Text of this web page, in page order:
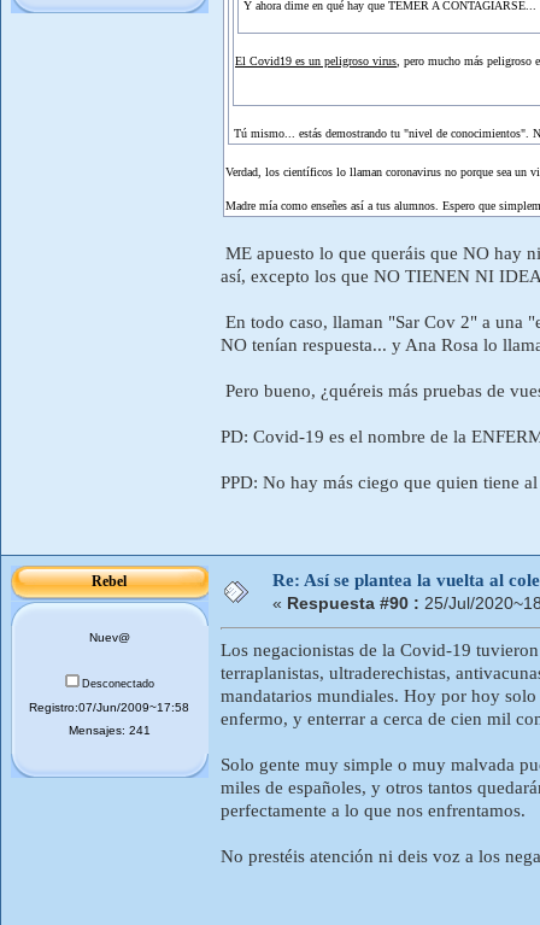
Y ahora dime en qué hay que TEMER A CONTAGIARSE...
El Covid19 es un peligroso virus , pero mucho más peligroso
Tú mismo... estás demostrando tu "nivel de conocimientos".
Verdad, los científicos lo llaman coronavirus no porque sea un
Madre mía como enseñes así a tus alumnos. Espero que
ME apuesto lo que queráis que NO hay
así, excepto los que NO TIENEN NI
En todo caso, llaman "Sar Cov 2" a una
NO tenían respuesta... y Ana Rosa lo
Pero bueno, ¿quéreis más pruebas de
PD: Covid-19 es el nombre de la
PPD: No hay más ciego que quien tiene
Rebel
Nuev@
Desconectado
Registro:07/Jun/2009~17:58
Mensajes: 241
Re: Así se plantea la vuelta al
« Respuesta #90 : 25/Jul/
Los negacionistas de la Covid-19
terraplanistas, ultraderechistas,
mandatarios mundiales. Hoy por hoy
enfermo, y enterrar a cerca de cien mil
Solo gente muy simple o muy malvada
miles de españoles, y otros tantos
perfectamente a lo que nos enfrentamos.
No prestéis atención ni deis voz a los